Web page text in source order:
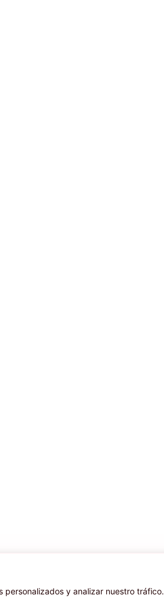
personalizados y analizar nuestro tráfico.
INTERESAR...